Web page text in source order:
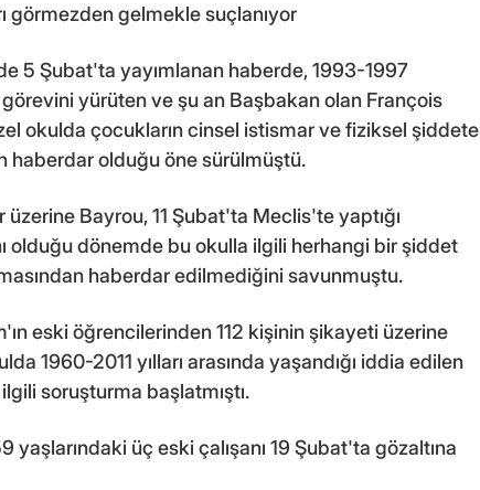
görmezden gelmekle suçlanıyor
5 Şubat'ta yayımlanan haberde, 1993-1997
görevini yürüten ve şu an Başbakan olan François
okulda çocukların cinsel istismar ve fiziksel şiddete
haberdar olduğu öne sürülmüştü.
Bayrou, 11 Şubat'ta Meclis'te yaptığı
olduğu dönemde bu okulla ilgili herhangi bir şiddet
haberdar edilmediğini savunmuştu.
eski öğrencilerinden 112 kişinin şikayeti üzerine
1960-2011 yılları arasında yaşandığı iddia edilen
soruşturma başlatmıştı.
yaşlarındaki üç eski çalışanı 19 Şubat'ta gözaltına